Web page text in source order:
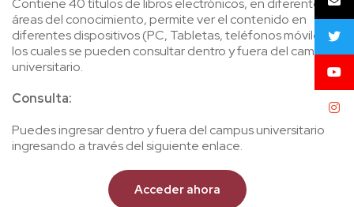
Contiene 40 títulos de libros electrónicos, en diferentes
áreas del conocimiento, permite ver el contenido en
diferentes dispositivos (PC, Tabletas, teléfonos móviles),
los cuales se pueden consultar dentro y fuera del campus
universitario.
Consulta:
Puedes ingresar dentro y fuera del campus universitario
ingresando a través del siguiente enlace.
Acceder ahora